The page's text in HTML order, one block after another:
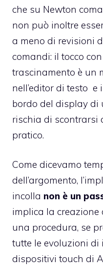
che su Newton
non può inoltre
a meno di revisioni
comandi: il tocco
trascinamento è un
nell’editor di testo
bordo del display di
rischia di scontrarsi
pratico.
Come dicevamo
dell’argomento,
incolla non è un
implica la creazione
una procedura, se
tutte le evoluzioni di
dispositivi touch di